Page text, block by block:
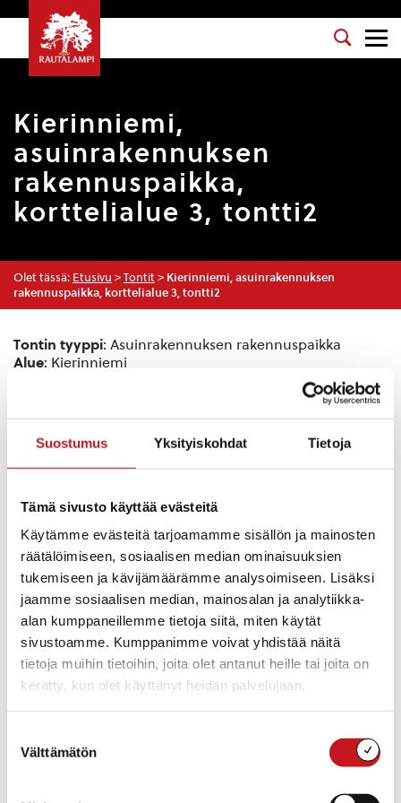
Suostumus Yksityiskohdat Tietoja
Tämä sivusto käyttää evästeitä
Käytämme evästeitä tarjoamamme sisällön ja mainosten
räätälöimiseen, sosiaalisen median ominaisuuksien
tukemiseen ja kävijämäärämme analysoimiseen. Lisäksi
jaamme sosiaalisen median, mainosalan ja analytiikka-
alan kumppaneillemme tietoja siitä, miten käytät
sivustoamme. Kumppanimme voivat yhdistää näitä
tietoja muihin tietoihin, joita olet antanut heille tai joita on
kerätty, kun olet käyttänyt heidän palvelujaan.
valinta
Välttämätön
Kierinniemi,
asuinrakennuksen
rakennuspaikka,
korttelialue 3, tontti2
Olet tässä: Etusivu > Tontit > Kierinniemi, asuinrakennuksen
rakennuspaikka, korttelialue 3, tontti2
Tontin tyyppi: Asuinrakennuksen rakennuspaikka
Alue: Kierinniemi
Hinta: Tarjousten mukaan
Osoite
: Kierinniemi, Rautalampi, Suomi
Koko: Noin 2 150 m²
Rakennusoikeus: 350 k-m²
Lisätietoja: Rakennustarkastaja puh.040 358 7787
Sijainti kartalla